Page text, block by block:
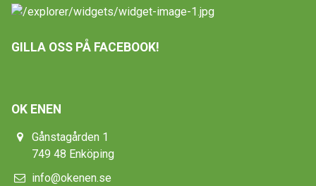
GILLA OSS PÅ FACEBOOK!
OK ENEN
Gånstagården 1
749 48 Enköping
info@okenen.se